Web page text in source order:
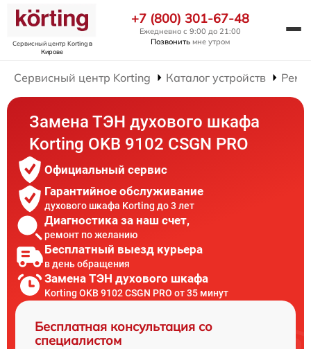
Сервисный центр Kortingв
Кирове
+7 (800) 301-67-48
Ежедневно с 9:00 до 21:00
Позвонить мне утром
Сервисный центр Korting Каталог устройств
Замена ТЭН духового шкафа
Korting OKB 9102 CSGN PRO
Официальный сервис
Гарантийное обслуживание
духового шкафа Korting до 3 лет
Диагностика за наш счет,
ремонт по желанию
Бесплатный выезд курьера
в день обращения
Замена ТЭН духового шкафа
Korting OKB 9102 CSGN PRO от 35 минут
Бесплатная консультация со
специалистом